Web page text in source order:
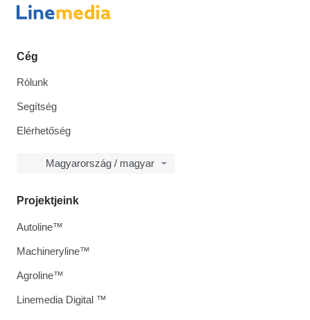
Cég
Rólunk
Segítség
Elérhetőség
Magyarország / magyar
Projektjeink
Autoline™
Machineryline™
Agroline™
Linemedia Digital ™